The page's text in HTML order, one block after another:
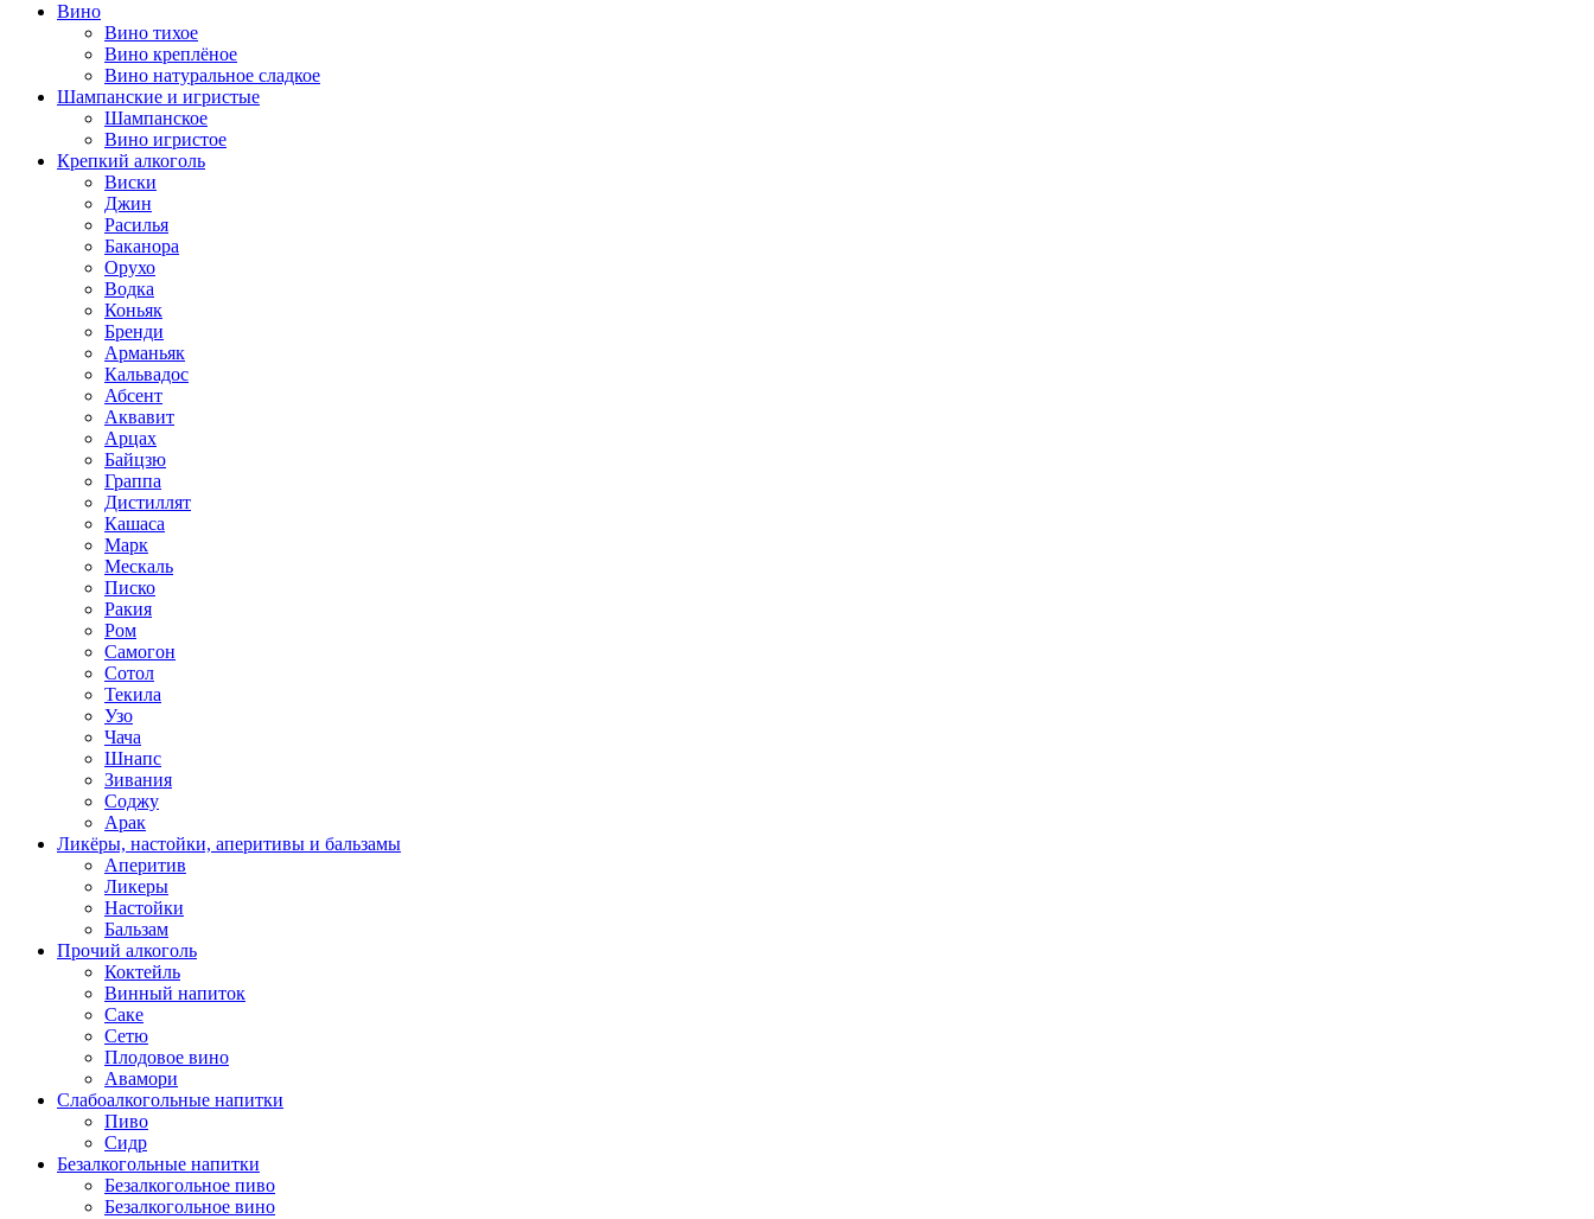
Вино
Вино тихое
Вино креплёное
Вино натуральное сладкое
Шампанские и игристые
Шампанское
Вино игристое
Крепкий алкоголь
Виски
Джин
Расилья
Баканора
Орухо
Водка
Коньяк
Бренди
Арманьяк
Кальвадос
Абсент
Аквавит
Арцах
Байцзю
Граппа
Дистиллят
Кашаса
Марк
Мескаль
Писко
Ракия
Ром
Самогон
Сотол
Текила
Узо
Чача
Шнапс
Зивания
Соджу
Арак
Ликёры, настойки, аперитивы и бальзамы
Аперитив
Ликеры
Настойки
Бальзам
Прочий алкоголь
Коктейль
Винный напиток
Саке
Сетю
Плодовое вино
Авамори
Слабоалкогольные напитки
Пиво
Сидр
Безалкогольные напитки
Безалкогольное пиво
Безалкогольное вино